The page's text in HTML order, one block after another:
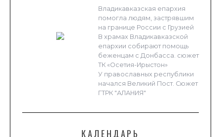
Владикавказская епархия
помогла людям, застрявшим
на границе России с Грузией
В храмах Владикавказской
епархии собирают помощь
беженцам с Донбасса. сюжет
ТК «Осетия-Ирыстон»
У православных республики
начался Великий Пост. Сюжет
ГТРК "АЛАНИЯ"
КАЛЕНДАРЬ